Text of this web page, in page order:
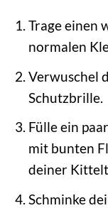
Trage einen
normalen
Verwuschel
Schutzbrille.
Fülle ein
mit bunten
deiner
Schminke